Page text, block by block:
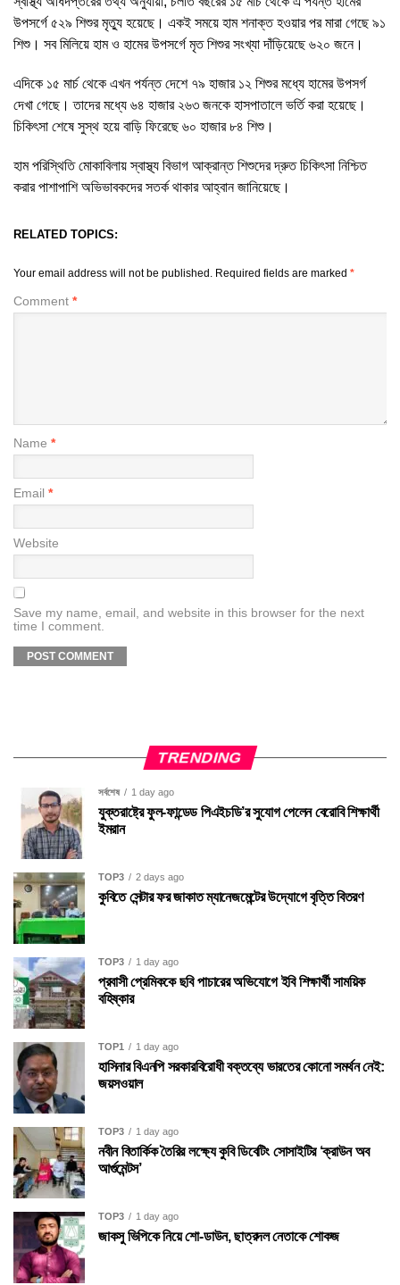
উপসর্গে ৫২৯ শিশুর মৃত্যু হয়েছে। একই সময়ে হাম শনাক্ত হওয়ার পর মারা গেছে ৯১
শিশু। সব মিলিয়ে হাম ও হামের উপসর্গে মৃত শিশুর সংখ্যা দাঁড়িয়েছে ৬২০ জনে।
এদিকে ১৫ মার্চ থেকে এখন পর্যন্ত দেশে ৭৯ হাজার ১২ শিশুর মধ্যে হামের উপসর্গ
দেখা গেছে। তাদের মধ্যে ৬৪ হাজার ২৬৩ জনকে হাসপাতালে ভর্তি করা হয়েছে।
চিকিৎসা শেষে সুস্থ হয়ে বাড়ি ফিরেছে ৬০ হাজার ৮৪ শিশু।
হাম পরিস্থিতি মোকাবিলায় স্বাস্থ্য বিভাগ আক্রান্ত শিশুদের দ্রুত চিকিৎসা নিশ্চিত
করার পাশাপাশি অভিভাবকদের সতর্ক থাকার আহ্বান জানিয়েছে।
RELATED TOPICS:
Your email address will not be published. Required fields are marked *
Comment *
Name *
Email *
Website
Save my name, email, and website in this browser for the next
time I comment.
TRENDING
সর্বশেষ 1 day ago
যুক্তরাষ্ট্রে ফুল-ফান্ডেড পিএইচডি’র সুযোগ পেলেন বেরোবি শিক্ষার্থী
ইমরান
TOP3 2 days ago
কুবিতে সেন্টার ফর জাকাত ম্যানেজমেন্টের উদ্যোগে বৃত্তি বিতরণ
TOP3 1 day ago
প্রবাসী প্রেমিককে ছবি পাচারের অভিযোগে ইবি শিক্ষার্থী সাময়িক
বহিষ্কার
TOP1 1 day ago
হাসিনার বিএনপি সরকারবিরোধী বক্তব্যে ভারতের কোনো সমর্থন নেই:
জয়সওয়াল
TOP3 1 day ago
নবীন বিতার্কিক তৈরির লক্ষ্যে কুবি ডিবেটিং সোসাইটির ‘ক্রাউন অব
আর্গুমেন্টস’
TOP3 1 day ago
জাকসু ভিপিকে নিয়ে শো-ডাউন, ছাত্রদল নেতাকে শোকজ